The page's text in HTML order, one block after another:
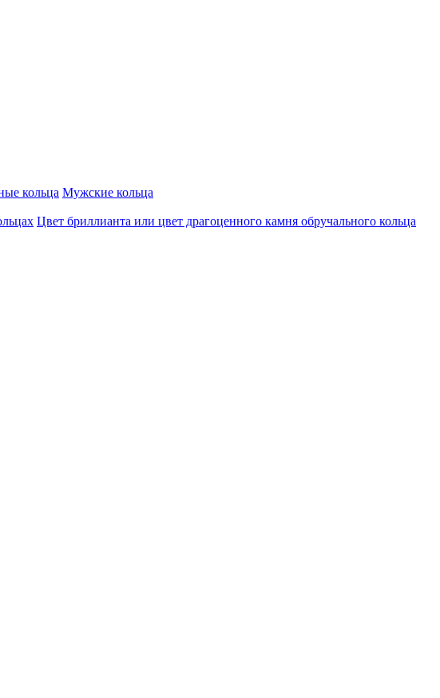
кольца Мужские кольца
Цвет бриллианта или цвет драгоценного камня обручального кольца